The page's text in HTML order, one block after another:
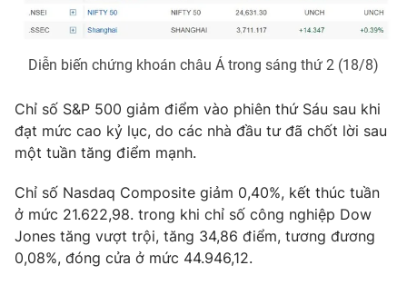
Cơ quan chủ quản:Đài Truyền hình Việt Nam
Cơ quan báo chí:Thời báo VTV
Diễn biến chứng khoán châu Á trong sáng thứ 2 (18/8)
Chỉ số S&P 500 giảm điểm vào phiên thứ Sáu sau khi
đạt mức cao kỷ lục, do các nhà đầu tư đã chốt lời sau
một tuần tăng điểm mạnh.
Chỉ số Nasdaq Composite giảm 0,40%, kết thúc tuần
ở mức 21.622,98. trong khi chỉ số công nghiệp Dow
Jones tăng vượt trội, tăng 34,86 điểm, tương đương
0,08%, đóng cửa ở mức 44.946,12.